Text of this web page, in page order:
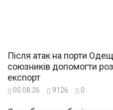
Після атак на порти
союзників допомогти
експорт
05.08.26 9126 0